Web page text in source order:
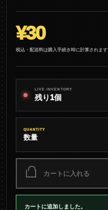
¥30
税込・配送料は購入手続き時に計算されます
LIVE INVENTORY
残り1個
QUANTITY
数量
カートに入れる
カートに追加しました。